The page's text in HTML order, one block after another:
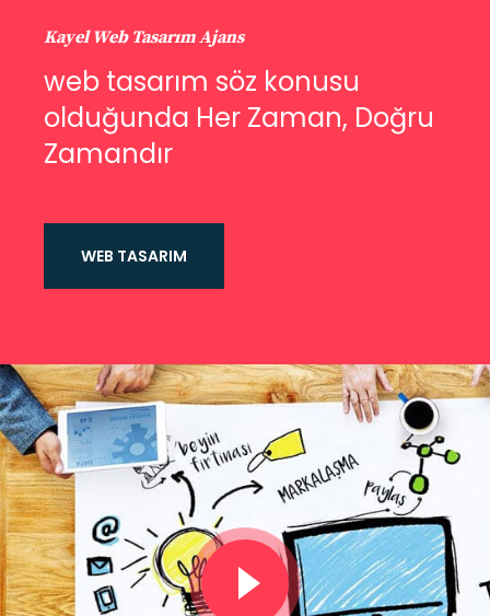
Kayel Web Tasarım Ajans
web tasarım söz konusu
olduğunda Her Zaman, Doğru
Zamandır
WEB TASARIM